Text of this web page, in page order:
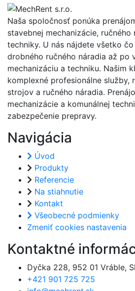
Naša spoločnosť ponúka
stavebnej mechanizácie, ručného
techniky. U nás nájdete všetko
drobného ručného náradia až po
mechanizáciu a techniku. Našim
komplexné profesionálne služby,
strojov a ručného náradia.
mechanizácie a komunálnej
zabezpečenie prepravy.
Navigácia
Úvod
Produkty
Referencie
Na stiahnutie
Kontakt
Všeobecné podmienky
Zmeniť cookies nastavenia
Kontaktné
Dyčka 228, 952 01 Vráble,
+421 901 725 725